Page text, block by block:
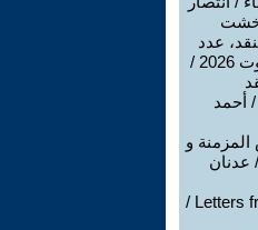
عدد
جوان-جويلية-اوت 2026 /
أحمد
و
عدنان
Letters from the East /